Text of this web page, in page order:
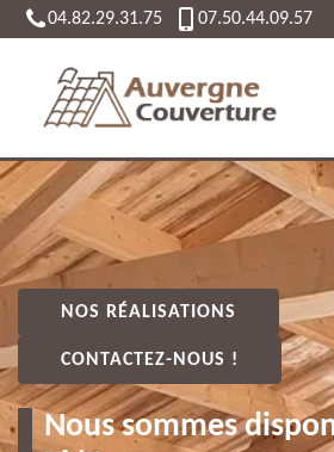
04.82.29.31.75 07.50.44.09.57
NOS RÉALISATIONS
CONTACTEZ-NOUS !
Nous sommes